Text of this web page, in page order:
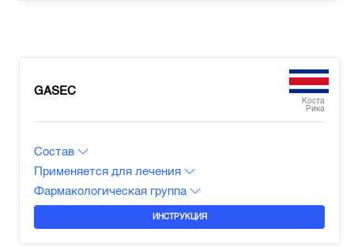
GASEC
Коста
Рика
Состав
Применяется для лечения
Фармакологическая группа
ИНСТРУКЦИЯ